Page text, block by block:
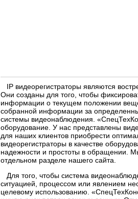
IP видеорегистраторы являются
Они созданы для того, чтобы
информации о текущем положении
собранной информации за
системы видеонаблюдения.
оборудование. У нас представлены
для наших клиентов приобрести
видеорегистраторы в качестве
надежности и простоты в обращении.
отдельном разделе нашего сайта.
Для того, чтобы система
ситуацией, процессом или явлением
целевому использованию.